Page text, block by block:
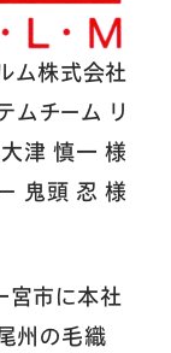
ム株式会社
ムチーム リ
津 慎一 様
鬼頭 忍 様
宮市に本社
州の毛織